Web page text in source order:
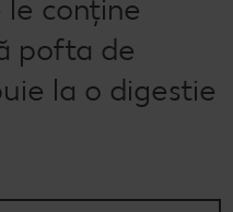
conține
pofta de
la o digestie